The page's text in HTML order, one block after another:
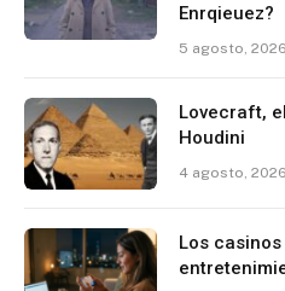
Enrqieuez?
5 agosto, 2026
Lovecraft,
Houdini
4 agosto, 2026
Los